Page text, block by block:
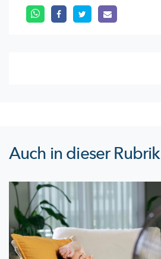
Auch in dieser Rubrik